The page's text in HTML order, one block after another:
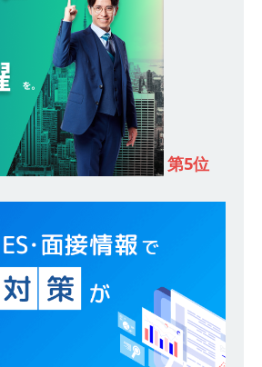
｜ 四国・関東エリアで圧倒的な存在感を誇る総
合建設会社（ゼネコン） ｜ 充実の福利厚生・資
格手当・資格取得支援制度あり ｜ 年間休日123
日 ｜ 創立以来74年間黒字経営 ｜ 合田工務店
体育会積極採用企業
[ 2026年5月12日 ]
【 28卒 ｜ 愛知勤務・転勤な
鋼材加工メーカー ｜ 幅広くマルチに活躍する人
財に成長することが可能 ｜ 住宅手当有 ｜ スチー
体育会積極採用企業
≪ 27卒 ｜ ES・適性検査自動
第5位